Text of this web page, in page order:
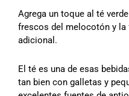
Agrega un toque al té
frescos del melocotón y la
adicional.
El té es una de esas
tan bien con galletas y